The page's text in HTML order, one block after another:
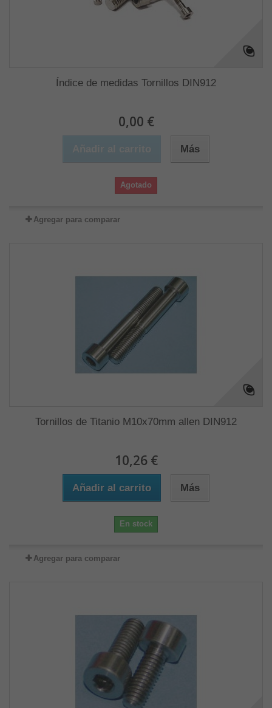
Índice de medidas Tornillos DIN912
0,00 €
Más
Agotado
Agregar para comparar
Tornillos de Titanio M10x70mm allen DIN912
10,26 €
Añadir al carrito Más
En stock
Agregar para comparar